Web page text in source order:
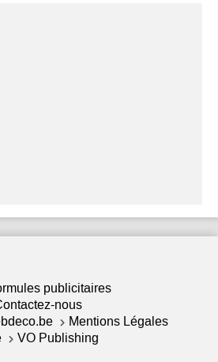
publicitaires
nous
Mentions Légales
VO Publishing